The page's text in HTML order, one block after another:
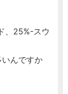
、25%-スウ
んですか